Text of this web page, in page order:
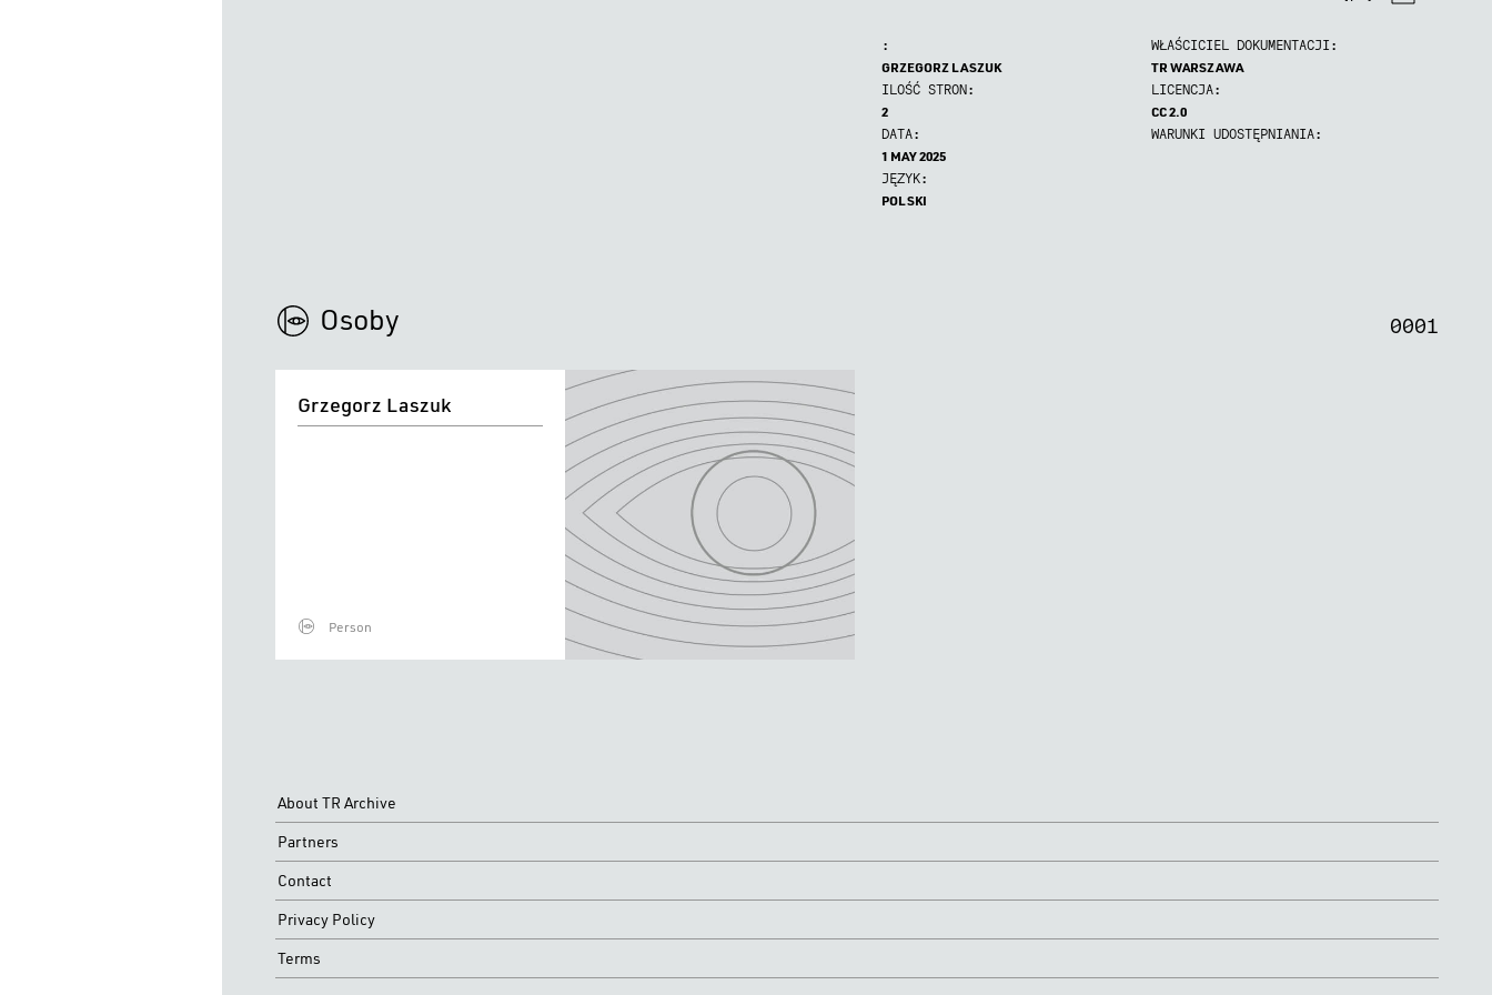
:
GRZEGORZ LASZUK
ILOŚĆ STRON:
2
DATA:
1 MAY 2025
JĘZYK:
POLSKI
WŁAŚCICIEL DOKUMENTACJI:
TR WARSZAWA
LICENCJA:
CC 2.0
WARUNKI UDOSTĘPNIANIA:
Osoby
0001
Laszuk
Grzegorz Laszuk
Person
About TR Archive
Partners
Contact
Privacy Policy
Terms